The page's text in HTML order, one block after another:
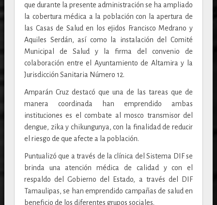
que durante la presente administración se ha ampliado
la cobertura médica a la población con la apertura de
las Casas de Salud en los ejidos Francisco Medrano y
Aquiles Serdán, así como la instalación del Comité
Municipal de Salud y la firma del convenio de
colaboración entre el Ayuntamiento de Altamira y la
Jurisdicción Sanitaria Número 12.
Amparán Cruz destacó que una de las tareas que de
manera coordinada han emprendido ambas
instituciones es el combate al mosco transmisor del
dengue, zika y chikungunya, con la finalidad de reducir
el riesgo de que afecte a la población.
Puntualizó que a través de la clínica del Sistema DIF se
brinda una atención médica de calidad y con el
respaldo del Gobierno del Estado, a través del DIF
Tamaulipas, se han emprendido campañas de salud en
beneficio de los diferentes grupos sociales.